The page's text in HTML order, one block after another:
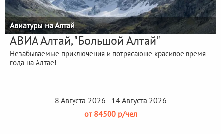
Авиатуры на Алтай
АВИА Алтай, "Большой Алтай"
Незабываемые приключения и потрясающе красивое время
года на Алтае!
8 Августа 2026 - 14 Августа 2026
от 84500 р/чел